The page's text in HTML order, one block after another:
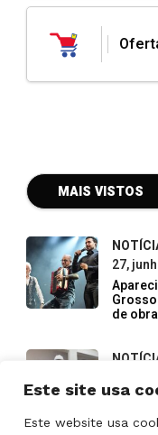
Este site usa
Este website usa
Grosso
de obra
Do